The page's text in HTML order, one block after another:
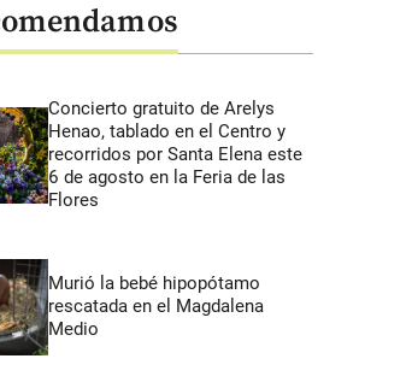
Concierto gratuito de Arelys
Henao, tablado en el Centro y
recorridos por Santa Elena este
6 de agosto en la Feria de las
Flores
Murió la bebé hipopótamo
rescatada en el Magdalena
Medio